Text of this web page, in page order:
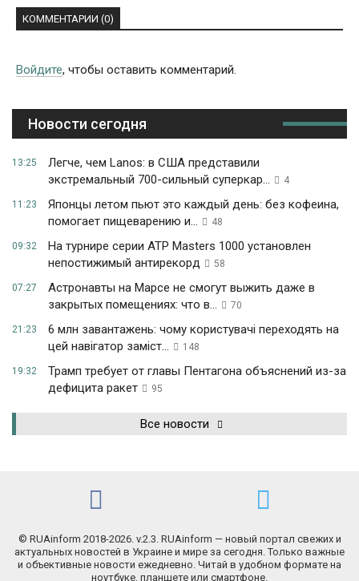
КОММЕНТАРИИ (0)
Войдите, чтобы оставить комментарий.
Новости сегодня
13:25
Легче, чем Lanos: в США представили
экстремальный 700-сильный суперкар...
4
11:23
Японцы летом пьют это каждый день: без кофеина,
помогает пищеварению и...
48
09:32
На турнире серии ATP Masters 1000 установлен
непостижимый антирекорд
58
07:27
Астронавты на Марсе не смогут выжить даже в
закрытых помещениях: что в...
70
21:23
6 млн завантажень: чому користувачі переходять на
цей навігатор заміст...
148
19:32
Трамп требует от главы Пентагона объяснений из-за
дефицита ракет
95
Все новости
© RUAinform 2018-2026. v.2.3. RUAinform — новый портал свежих и
актуальных новостей в Украине и мире за сегодня. Только важные
и объективные новости ежедневно. Читай в удобном формате на
ноутбуке, планшете или смартфоне.